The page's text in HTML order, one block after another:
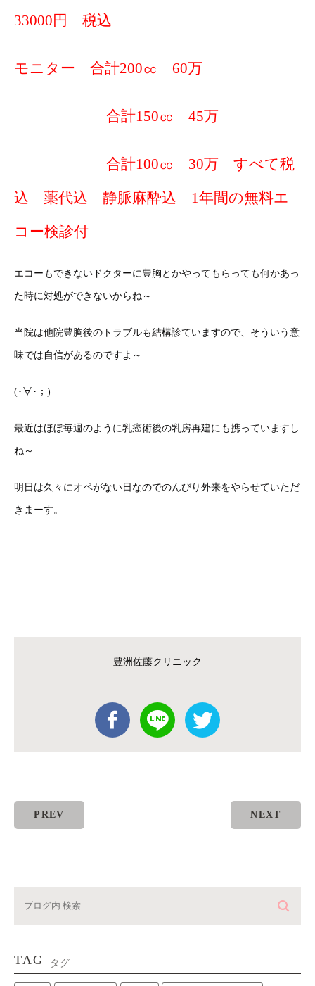
33000円 税込
モニター 合計200㏄ 60万
合計150㏄ 45万
合計100㏄ 30万 すべて税
込 薬代込 静脈麻酔込 1年間の無料エ
コー検診付
エコーもできないドクターに豊胸とかやってもらっても何かあっ
た時に対処ができないからね～
当院は他院豊胸後のトラブルも結構診ていますので、そういう意
味では自信があるのですよ～
(･∀･；)
最近はほぼ毎週のように乳癌術後の乳房再建にも携っていますし
ね～
明日は久々にオペがない日なのでのんびり外来をやらせていただ
きまーす。
豊洲佐藤クリニック
PREV NEXT
TAG タグ